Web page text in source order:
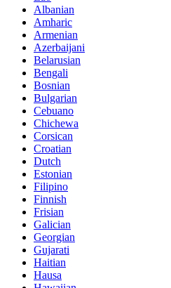
Albanian
Amharic
Armenian
Azerbaijani
Belarusian
Bengali
Bosnian
Bulgarian
Cebuano
Chichewa
Corsican
Croatian
Dutch
Estonian
Filipino
Finnish
Frisian
Galician
Georgian
Gujarati
Haitian
Hausa